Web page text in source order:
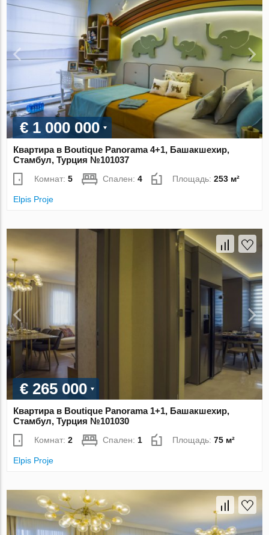
€ 1 000 000
Квартира в Boutique Panorama 4+1, Башакшехир,
Стамбул, Турция №101037
Комнат:5 Спален:4 Площадь:253 м²
Elpis Proje
€ 265 000
Квартира в Boutique Panorama 1+1, Башакшехир,
Стамбул, Турция №101030
Комнат:2 Спален: 1 Площадь:75 м²
Elpis Proje